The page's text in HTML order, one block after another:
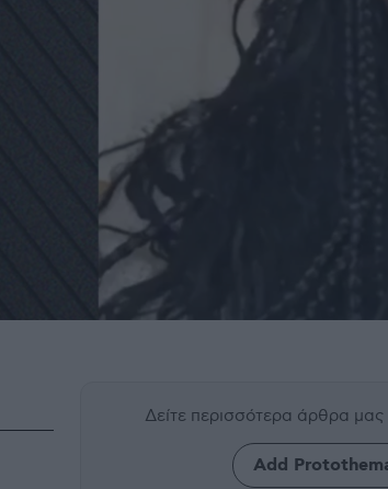
Δείτε περισσότερα άρθρα μας
Add